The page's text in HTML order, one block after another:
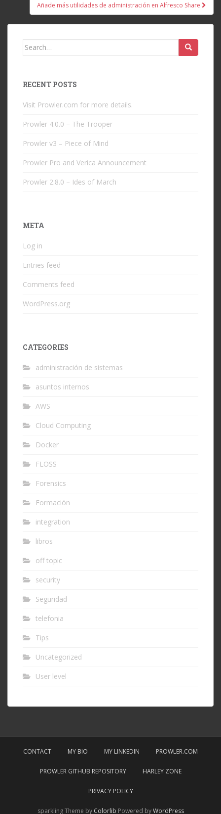
Añade más utilidades de administración en Alfresco Share
Search
RECENT POSTS
Visit Prowler.com for more details.
Prowler 4.0.0 – The Trooper
Prowler v3 – Piece of Mind
Prowler Pro and Verica Announcement
Prowler 2.8.0 – Ides of March
META
Log in
Entries feed
Comments feed
WordPress.org
CATEGORIES
administración de sistemas
asuntos internos
AWS
Cloud Computing
Docker
FLOSS
Forensics
Formación
integration
libros
off topic
security
Seguridad
telefonia
Tips
Uncategorized
User level
CONTACT MY BIO MY LINKEDIN PROWLER.COM
PROWLER GITHUB REPOSITORY HARLEY ZONE
PRIVACY POLICY
sparkling Theme by Colorlib Powered byWordPress